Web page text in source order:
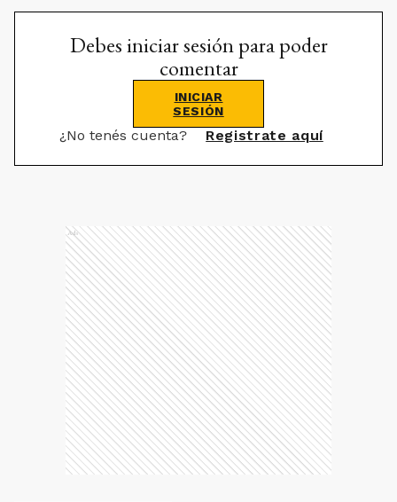
Debes iniciar sesión para poder
comentar
INICIAR
SESIÓN
¿No tenés cuenta? Registrate aquí
Ads